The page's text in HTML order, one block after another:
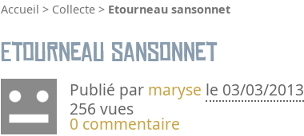
Accueil > Collecte > Etourneau sansonnet
Etourneau sansonnet
Publié par maryse le 03/03/2013
256 vues
0 commentaire